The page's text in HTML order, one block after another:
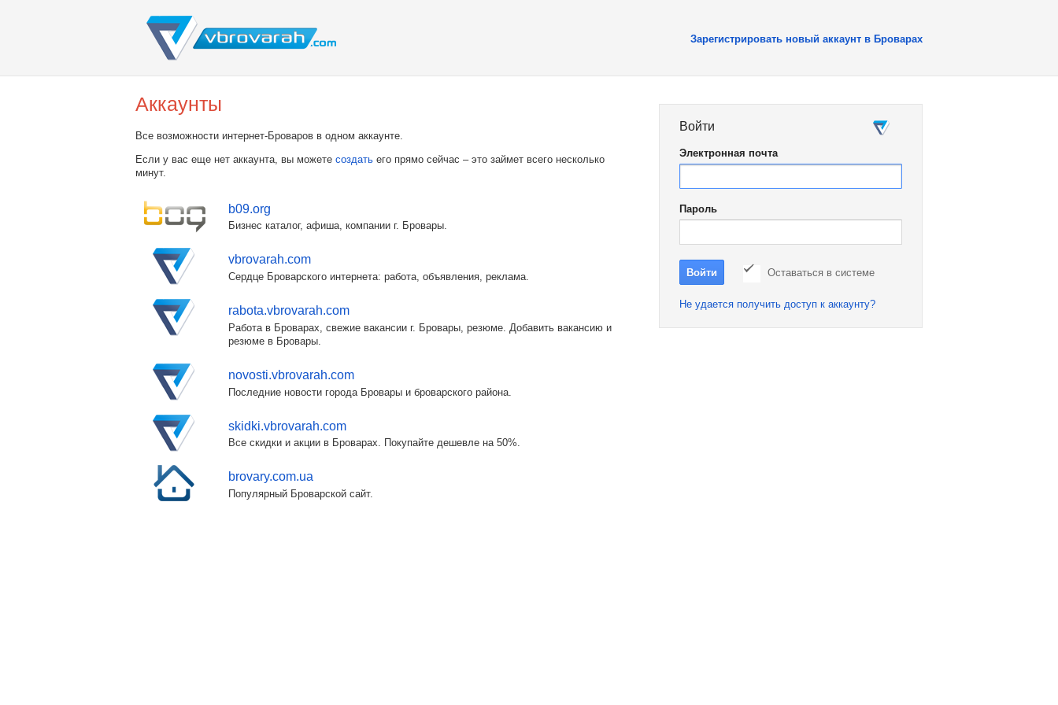
Зарегистрировать новый аккаунт в Броварах
Войти
Электронная почта
Пароль
Оставаться в системе
Не удается получить доступ к аккаунту?
Аккаунты
Все возможности интернет-Броваров в одном аккаунте.
Если у вас еще нет аккаунта, вы можете создать его прямо сейчас – это займет всего несколько
минут.
b09.org
Бизнес каталог, афиша, компании г. Бровары.
vbrovarah.com
Сердце Броварского интернета: работа, объявления, реклама.
rabota.vbrovarah.com
Работа в Броварах, свежие вакансии г. Бровары, резюме. Добавить вакансию и
резюме в Бровары.
novosti.vbrovarah.com
Последние новости города Бровары и броварского района.
skidki.vbrovarah.com
Все скидки и акции в Броварах. Покупайте дешевле на 50%.
brovary.com.ua
Популярный Броварской сайт.